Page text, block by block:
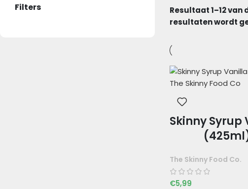
Filters
Resultaat 1–12 van
resultaten wordt
Skinny Syrup
The Skinny Food Co.
€5,99